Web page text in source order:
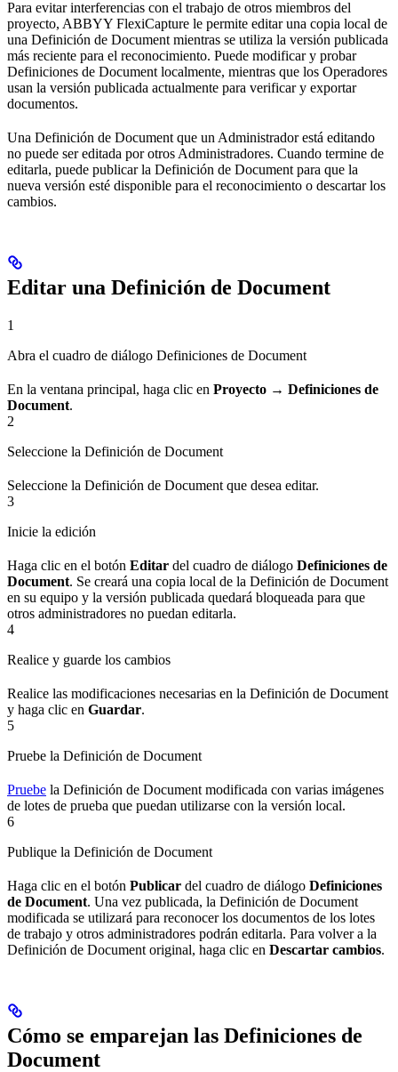
Para evitar interferencias con el trabajo de otros miembros del
proyecto, ABBYY FlexiCapture le permite editar una copia local de
una Definición de Document mientras se utiliza la versión publicada
más reciente para el reconocimiento. Puede modificar y probar
Definiciones de Document localmente, mientras que los Operadores
usan la versión publicada actualmente para verificar y exportar
documentos.
Una Definición de Document que un Administrador está editando
no puede ser editada por otros Administradores. Cuando termine de
editarla, puede publicar la Definición de Document para que la
nueva versión esté disponible para el reconocimiento o descartar los
cambios.
Editar una Definición de Document
1
Abra el cuadro de diálogo Definiciones de Document
En la ventana principal, haga clic en Proyecto → Definiciones de
Document.
2
Seleccione la Definición de Document
Seleccione la Definición de Document que desea editar.
3
Inicie la edición
Haga clic en el botón Editar del cuadro de diálogo Definiciones de
Document. Se creará una copia local de la Definición de Document
en su equipo y la versión publicada quedará bloqueada para que
otros administradores no puedan editarla.
4
Realice y guarde los cambios
Realice las modificaciones necesarias en la Definición de Document
y haga clic en Guardar.
5
Pruebe la Definición de Document
Pruebe la Definición de Document modificada con varias imágenes
de lotes de prueba que puedan utilizarse con la versión local.
6
Publique la Definición de Document
Haga clic en el botón Publicar del cuadro de diálogo Definiciones
de Document. Una vez publicada, la Definición de Document
modificada se utilizará para reconocer los documentos de los lotes
de trabajo y otros administradores podrán editarla. Para volver a la
Definición de Document original, haga clic en Descartar cambios.
Cómo se emparejan las Definiciones de
Document